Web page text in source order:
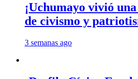
¡Uchumayo vivió
de civismo y
3 semanas ago